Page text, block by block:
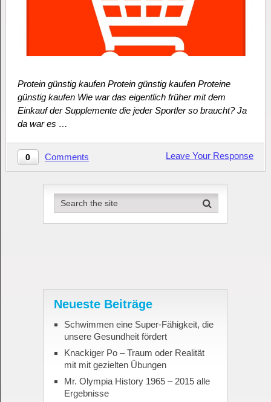
Protein günstig kaufen Protein günstig kaufen Proteine
günstig kaufen Wie war das eigentlich früher mit dem
Einkauf der Supplemente die jeder Sportler so braucht? Ja
da war es …
0 Comments Leave Your Response
Neueste Beiträge
Schwimmen eine Super-Fähigkeit, die
unsere Gesundheit fördert
Knackiger Po – Traum oder Realität
mit mit gezielten Übungen
Mr. Olympia History 1965 – 2015 alle
Ergebnisse